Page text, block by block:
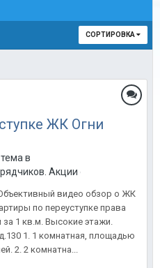
СОРТИРОВКА
ЖК Огни
в
Акции от
видео обзор о ЖК
по переуступке права
за 1 кв.м. Высокие этажи.
1. 1 комнатная, площадью
2. 2 комнатна...